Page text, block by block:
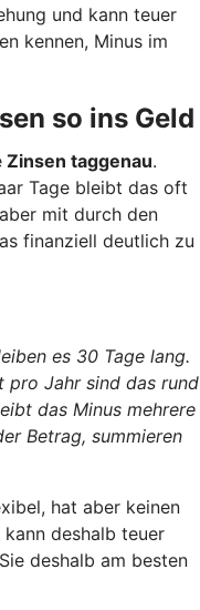
und kann teuer
kennen, Minus im
so ins Geld
Zinsen taggenau.
Tage bleibt das oft
mit durch den
finanziell deutlich zu
es 30 Tage lang.
pro Jahr sind das rund
das Minus mehrere
Betrag, summieren
hat aber keinen
deshalb teuer
deshalb am besten